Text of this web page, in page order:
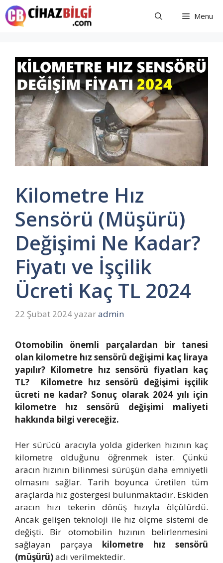
İçeriğe
atla
Menu
Kilometre Hız
Sensörü (Müşürü)
Değişimi Ne Kadar?
Fiyatı ve İşçilik
Ücreti Kaç TL 2024
22 Şubat 2024yazaradmin
Otomobilin önemli parçalardan bir tanesi
olan kilometre hız sensörü değişimi kaç liraya
yapılır? Kilometre hız sensörü fiyatları kaç
TL? Kilometre hız sensörü değişimi işçilik
ücreti ne kadar? Sonuç olarak 2024 yılı için
kilometre hız sensörü değişimi maliyeti
hakkında bilgi vereceğiz.
Her sürücü aracıyla yolda giderken hızının kaç
kilometre olduğunu öğrenmek ister. Çünkü
aracın hızının bilinmesi sürüşün daha emniyetli
olmasını sağlar. Tarih boyunca üretilen tüm
araçlarda hız göstergesi bulunmaktadır. Eskiden
aracın hızı tekerin dönüş hızıyla ölçülürdü.
Ancak gelişen teknoloji ile hız ölçme sistemi de
değişti. Bir otomobilin hızının belirlenmesini
sağlayan parçaya kilometre hız sensörü
(müşürü)adı verilmektedir.